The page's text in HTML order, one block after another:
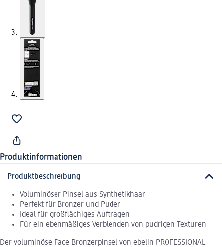
Produktinformationen
Produktbeschreibung
Voluminöser Pinsel aus Synthetikhaar
Perfekt für Bronzer und Puder
Ideal für großflächiges Auftragen
Für ein ebenmäßiges Verblenden von pudrigen Texturen
Der voluminöse Face Bronzerpinsel von ebelin PROFESSIONAL